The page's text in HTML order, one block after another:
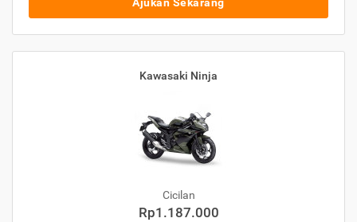
Ajukan Sekarang
Kawasaki Ninja
Cicilan
Rp1.187.000